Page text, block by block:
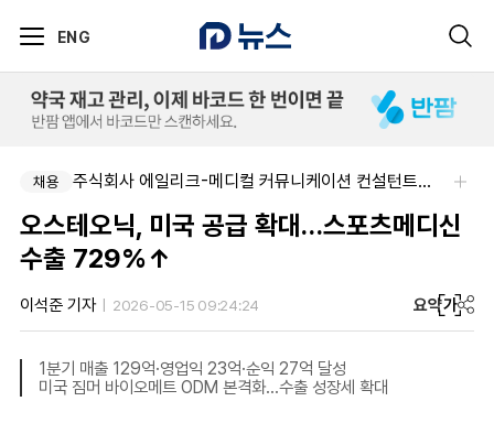
ENG
채용 주식회사 에일리크-메디컬 커뮤니케이션 컨설턴트(Associate) / 메디컬라이터 채용
오스테오닉, 미국 공급 확대…스포츠메디신
수출 729%↑
이석준 기자 2026-05-15 09:24:24 요약가
1분기 매출 129억·영업익 23억·순익 27억 달성
미국 짐머 바이오메트 ODM 본격화…수출 성장세 확대